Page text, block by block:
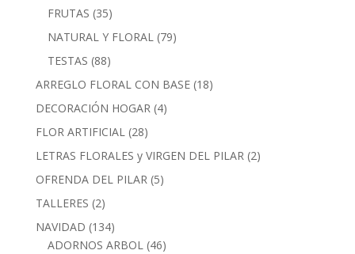
productos
FRUTAS 3535
productos
NATURAL Y FLORAL 7979
TESTAS 8888
productos
ARREGLO FLORAL CON BASE 1818
DECORACIÓN HOGAR 44
FLOR ARTIFICIAL 2828
productos
LETRAS FLORALES y VIRGEN DEL PILAR 22
OFRENDA DEL PILAR 55
TALLERES 22
productos
NAVIDAD 134134
productos
ADORNOS ARBOL 4646